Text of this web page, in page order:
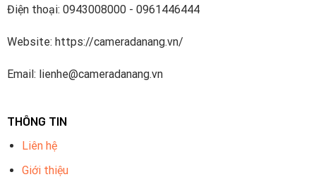
Điện thoại: 0943008000 - 0961446444
Website: https://cameradanang.vn/
Email: lienhe@cameradanang.vn
THÔNG TIN
Liên hệ
Giới thiệu